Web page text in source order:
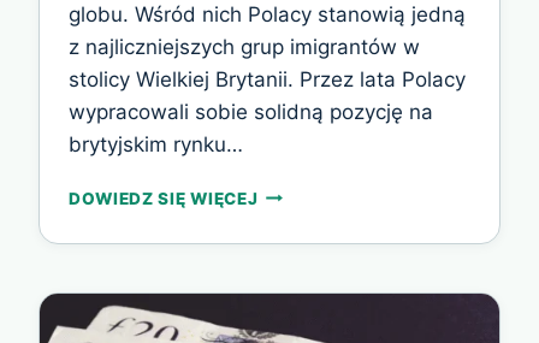
globu. Wśród nich Polacy stanowią jedną
z najliczniejszych grup imigrantów w
stolicy Wielkiej Brytanii. Przez lata Polacy
wypracowali sobie solidną pozycję na
brytyjskim rynku…
DOWIEDZ SIĘ WIĘCEJMOŻLIWOŚCI
I
FIRMY